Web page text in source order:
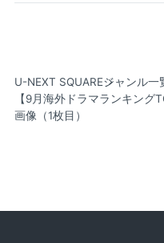
U-NEXT SQUAREジャンル一
【9月海外ドラマランキン
画像（1枚目）